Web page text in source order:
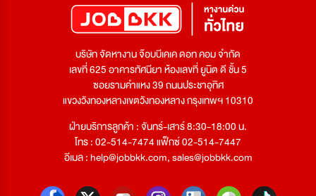
บริษัท จัดหางาน จ๊อบบีเคเค ดอท คอม จำกัด
เลขที่ 625 อาคารทัศนียา ห้องเลขที่ ยูนิต ดี ชั้น 5
ซอยรามคำแหง 39 ถนนประชาอุทิศ
แขวงวังทองหลางเขตวังทองหลาง กรุงเทพฯ 10310
ฝ่ายบริการลูกค้า : จันทร์-เสาร์ 8:30-18:00 น.
โทร : 02-514-7474 แฟ็กซ์ 02-514-7447
อีเมล :help@jobbkk.com,sales@jobbkk.com